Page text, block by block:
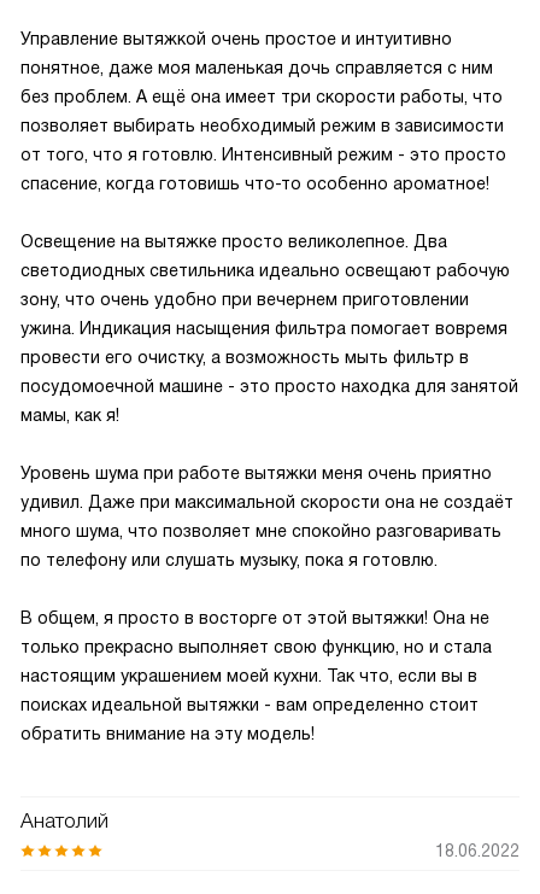
Управление вытяжкой очень простое и интуитивно
понятное, даже моя маленькая дочь справляется с ним
без проблем. А ещё она имеет три скорости работы, что
позволяет выбирать необходимый режим в зависимости
от того, что я готовлю. Интенсивный режим - это просто
спасение, когда готовишь что-то особенно ароматное!
Освещение на вытяжке просто великолепное. Два
светодиодных светильника идеально освещают рабочую
зону, что очень удобно при вечернем приготовлении
ужина. Индикация насыщения фильтра помогает вовремя
провести его очистку, а возможность мыть фильтр в
посудомоечной машине - это просто находка для занятой
мамы, как я!
Уровень шума при работе вытяжки меня очень приятно
удивил. Даже при максимальной скорости она не создаёт
много шума, что позволяет мне спокойно разговаривать
по телефону или слушать музыку, пока я готовлю.
В общем, я просто в восторге от этой вытяжки! Она не
только прекрасно выполняет свою функцию, но и стала
настоящим украшением моей кухни. Так что, если вы в
поисках идеальной вытяжки - вам определенно стоит
обратить внимание на эту модель!
Анатолий
18.06.2022